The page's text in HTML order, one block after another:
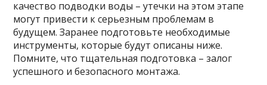
качество подводки воды – утечки на этом этапе
могут привести к серьезным проблемам в
будущем. Заранее подготовьте необходимые
инструменты, которые будут описаны ниже.
Помните, что тщательная подготовка – залог
успешного и безопасного монтажа.